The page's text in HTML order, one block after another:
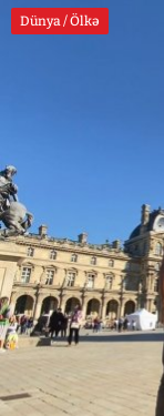
Dünya / Ölkə